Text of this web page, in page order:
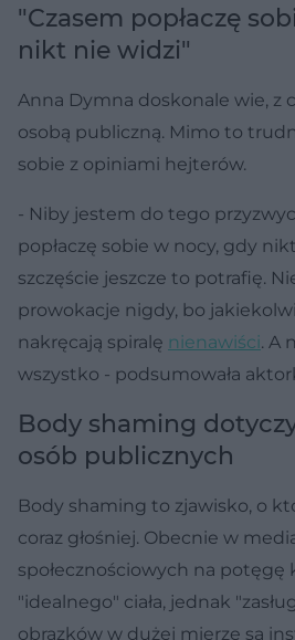
"Czasem popłaczę
nikt nie widzi"
Anna Dymna doskonale wie, z
osobą publiczną. Mimo to
sobie z opiniami hejterów.
- Niby jestem do tego
popłaczę sobie w nocy, gdy
szczęście jeszcze to potrafię.
prowokacje nigdy, bo
nakręcają spiralę nienawiści. A
wszystko - podsumowała
Body shaming
osób publicznych
Body shaming to zjawisko, o
coraz głośniej. Obecnie w
społecznościowych na potęgę
"idealnego" ciała, jednak
obrazków w dużej mierze są